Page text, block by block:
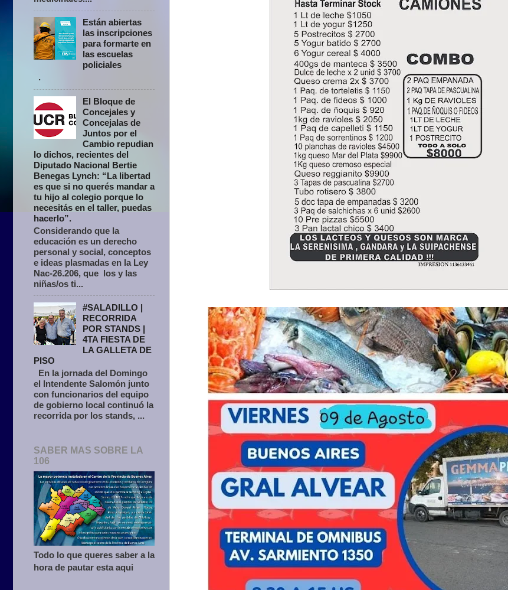
Están abiertas
las inscripciones
para formarte en
las escuelas
policiales
.
El Bloque de
Concejales y
Concejalas de
Juntos por el
Cambio repudian
lo dichos, recientes del
Diputado Nacional Bertie
Benegas Lynch: “La libertad
es que si no querés mandar a
tu hijo al colegio porque lo
necesitás en el taller, puedas
hacerlo”.
Considerando que la
educación es un derecho
personal y social, conceptos
e ideas plasmadas en la Ley
Nac-26.206, que los y las
niñas/os ti...
#SALADILLO |
RECORRIDA
POR STANDS |
4TA FIESTA DE
LA GALLETA DE
PISO
En la jornada del Domingo
el Intendente Salomón junto
con funcionarios del equipo
de gobierno local continuó la
recorrida por los stands, ...
SABER MAS SOBRE LA
106
Todo lo que queres saber a la
hora de pautar esta aqui